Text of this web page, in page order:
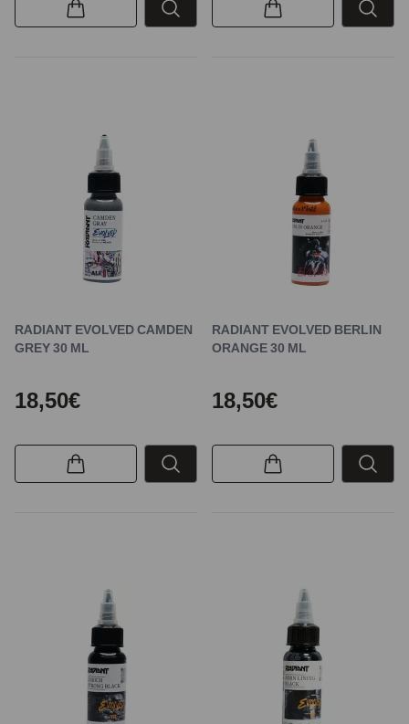
RADIANT EVOLVED CAMDEN
GREY 30 ML
18,50€
RADIANT EVOLVED BERLIN
ORANGE 30 ML
18,50€